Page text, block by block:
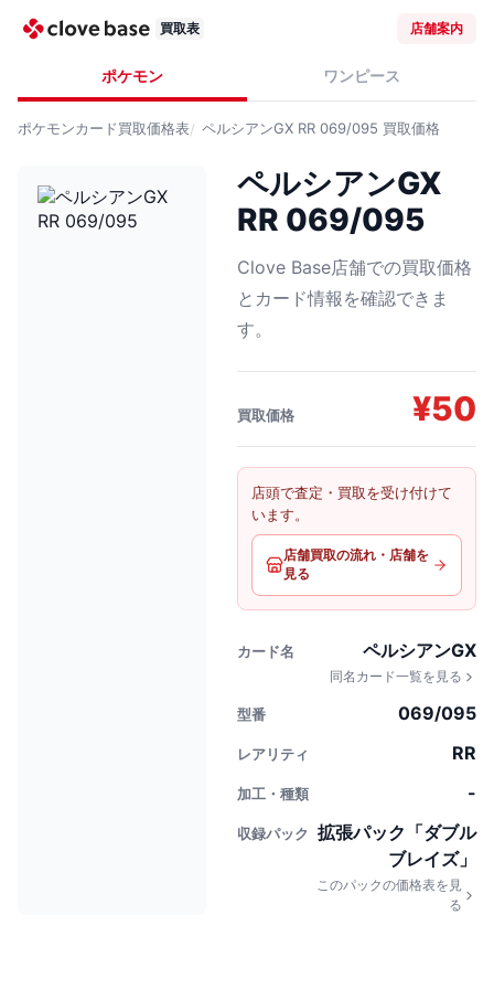
買取表 店舗案内
ポケモン ワンピース
ポケモンカード買取価格表 ペルシアンGX RR 069/095 買取価格
ペルシアンGX
RR 069/095
Clove Base店舗での買取価格
とカード情報を確認できま
す。
買取価格 ¥50
店頭で査定・買取を受け付けて
います。
店舗買取の流れ・店舗を
見る
カード名 ペルシアンGX
同名カード一覧を見る
型番 069/095
レアリティ RR
加工・種類 -
収録パック
拡張パック「ダブル
ブレイズ」
このパックの価格表を見
る